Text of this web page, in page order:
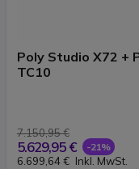
Poly Studio X72 +
TC10
7.150,95 €
5.629,95 € -21%
6.699,64 € Inkl. MwSt.